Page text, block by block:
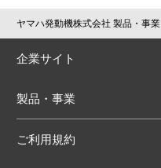
ヤマハ発動機株式会社 製品・事業
企業サイト
製品・事業
ご利用規約